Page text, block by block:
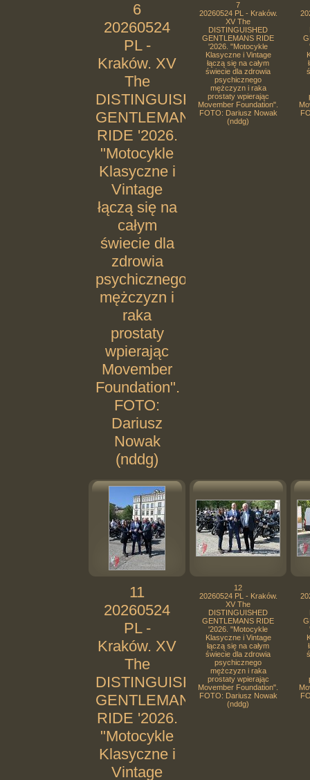
6
20260524
PL -
Kraków. XV
The
DISTINGUISHED
GENTLEMANS
RIDE '2026.
"Motocykle
Klasyczne i
Vintage
łączą się na
całym
świecie dla
zdrowia
psychicznego
mężczyzn i
raka
prostaty
wpierając
Movember
Foundation".
FOTO:
Dariusz
Nowak
(nddg)
7
20260524 PL - Kraków.
XV The
DISTINGUISHED
GENTLEMANS RIDE
'2026. "Motocykle
Klasyczne i Vintage
łączą się na całym
świecie dla zdrowia
psychicznego
mężczyzn i raka
prostaty wpierając
Movember Foundation".
FOTO: Dariusz Nowak
(nddg)
11
20260524
PL -
Kraków. XV
The
DISTINGUISHED
GENTLEMANS
RIDE '2026.
"Motocykle
Klasyczne i
Vintage
12
20260524 PL - Kraków.
XV The
DISTINGUISHED
GENTLEMANS RIDE
'2026. "Motocykle
Klasyczne i Vintage
łączą się na całym
świecie dla zdrowia
psychicznego
mężczyzn i raka
prostaty wpierając
Movember Foundation".
FOTO: Dariusz Nowak
(nddg)